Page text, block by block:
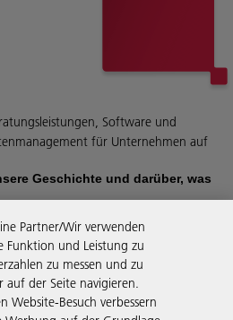
Software und
für Unternehmen auf
Geschichte und darüber, was
Partner/Wir verwenden
Funktion und Leistung zu
zu messen und zu
auf der Seite navigieren.
Website-Besuch verbessern